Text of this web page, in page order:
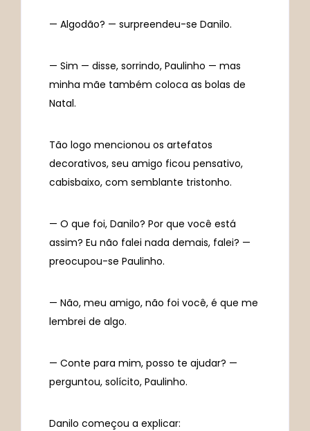
— Algodão? — surpreendeu-se Danilo.
— Sim — disse, sorrindo, Paulinho — mas
minha mãe também coloca as bolas de
Natal.
Tão logo mencionou os artefatos
decorativos, seu amigo ficou pensativo,
cabisbaixo, com semblante tristonho.
— O que foi, Danilo? Por que você está
assim? Eu não falei nada demais, falei? —
preocupou-se Paulinho.
— Não, meu amigo, não foi você, é que me
lembrei de algo.
— Conte para mim, posso te ajudar? —
perguntou, solícito, Paulinho.
Danilo começou a explicar: